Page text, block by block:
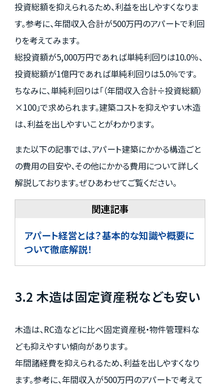
投資総額を抑えられるため、利益を出しやすくなりま
す。参考に、年間収入合計が500万円のアパートで利回
りを考えてみます。
総投資額が5,000万円であれば単純利回りは10.0％、
投資総額が1億円であれば単純利回りは5.0％です。
ちなみに、単純利回りは「（年間収入合計÷投資総額）
×100」で求められます。建築コストを抑えやすい木造
は、利益を出しやすいことがわかります。
また以下の記事では、アパート建築にかかる構造ごと
の費用の目安や、その他にかかる費用について詳しく
解説しております。ぜひあわせてご覧ください。
アパート経営とは？基本的な知識や概要に
ついて徹底解説！
3.2 木造は固定資産税なども安い
木造は、RC造などに比べ固定資産税・物件管理料な
ども抑えやすい傾向があります。
年間諸経費を抑えられるため、利益を出しやすくなり
ます。参考に、年間収入が500万円のアパートで考えて